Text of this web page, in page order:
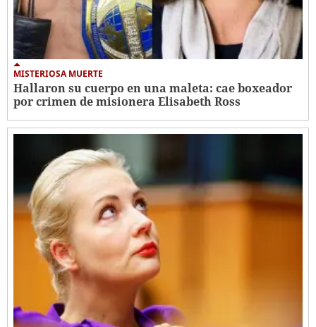
MISTERIOSA MUERTE
Hallaron su cuerpo en una maleta: cae boxeador
por crimen de misionera Elisabeth Ross